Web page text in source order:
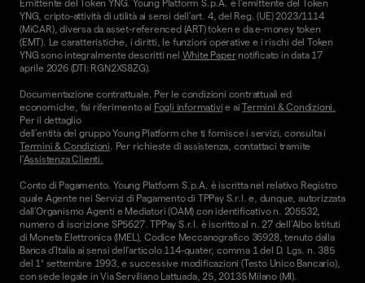
Emittente del Token YNG. Young Platform S.p.A. è l'emittente del Token
YNG, cripto-attività di utilità ai sensi dell'art. 4, del Reg. (UE) 2023/1114
(MiCAR), diversa da asset-referenced (ART) token e da e-money token
(EMT). Le caratteristiche, i diritti, le funzioni operative e i rischi del Token
YNG sono integralmente descritti nel White Papernotificato in data 17
aprile 2026 (DTI: RGN2XS8ZG).
Documentazione contrattuale. Per le condizioni contrattuali ed
economiche, fai riferimento ai Fogli informativi e aiTermini & Condizioni.
Per il dettaglio
dell'entità del gruppo Young Platform che ti fornisce i servizi, consulta i
Termini & Condizioni. Per richieste di assistenza, contattaci tramite
l'Assistenza Clienti.
Conto di Pagamento. Young Platform S.p.A. è iscritta nel relativo Registro
quale Agente nei Servizi di Pagamento di TPPay S.r.l. e, dunque, autorizzata
dall’Organismo Agenti e Mediatori (OAM) con identificativo n. 205532,
numero di iscrizione SP5627. TPPay S.r.l. è iscritto al n. 27 dell’Albo Istituti
di Moneta Elettronica (IMEL), Codice Meccanografico 36928, tenuto dalla
Banca d’Italia ai sensi dell’articolo 114-quater, comma 1 del D. Lgs. n. 385
del 1° settembre 1993, e successive modificazioni (Testo Unico Bancario),
con sede legale in Via Serviliano Lattuada, 25, 20135 Milano (MI).